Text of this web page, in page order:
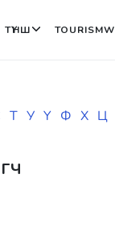
ТҮНШ TOURISMW
Т У Ү Ф Х Ц